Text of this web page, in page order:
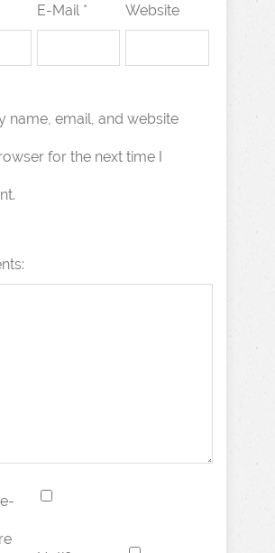
E-Mail * Website
name, email, and website
for the next time I